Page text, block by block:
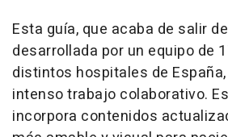
Esta guía, que acaba de salir
desarrollada por un equipo de
distintos hospitales de
intenso trabajo colaborativo.
incorpora contenidos